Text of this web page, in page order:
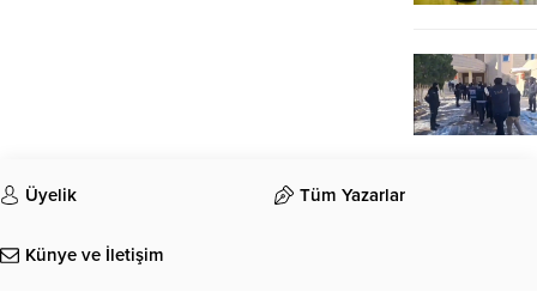
Üyelik Tüm Yazarlar
Künye ve İletişim